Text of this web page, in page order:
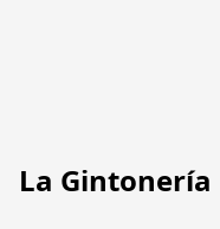
La Gintonería